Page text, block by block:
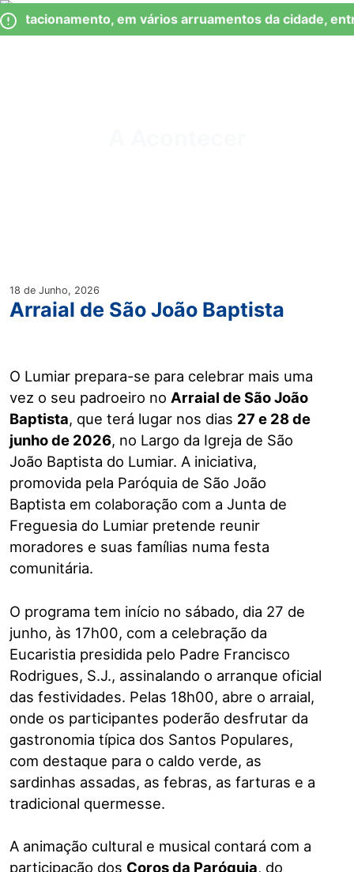
Observação:
este
Skip
to
em vários arruamentos da cidade,
18 de Junho, 2026
Arraial de São João Baptista
O Lumiar prepara-se para celebrar mais uma
vez o seu padroeiro no Arraial de São João
Baptista, que terá lugar nos dias 27 e 28 de
junho de 2026, no Largo da Igreja de São
João Baptista do Lumiar. A iniciativa,
promovida pela Paróquia de São João
Baptista em colaboração com a Junta de
Freguesia do Lumiar pretende reunir
moradores e suas famílias numa festa
comunitária.
O programa tem início no sábado, dia 27 de
junho, às 17h00, com a celebração da
Eucaristia presidida pelo Padre Francisco
Rodrigues, S.J., assinalando o arranque oficial
das festividades. Pelas 18h00, abre o arraial,
onde os participantes poderão desfrutar da
gastronomia típica dos Santos Populares,
com destaque para o caldo verde, as
sardinhas assadas, as febras, as farturas e a
tradicional quermesse.
A animação cultural e musical contará com a
participação dos Coros da Paróquia, do